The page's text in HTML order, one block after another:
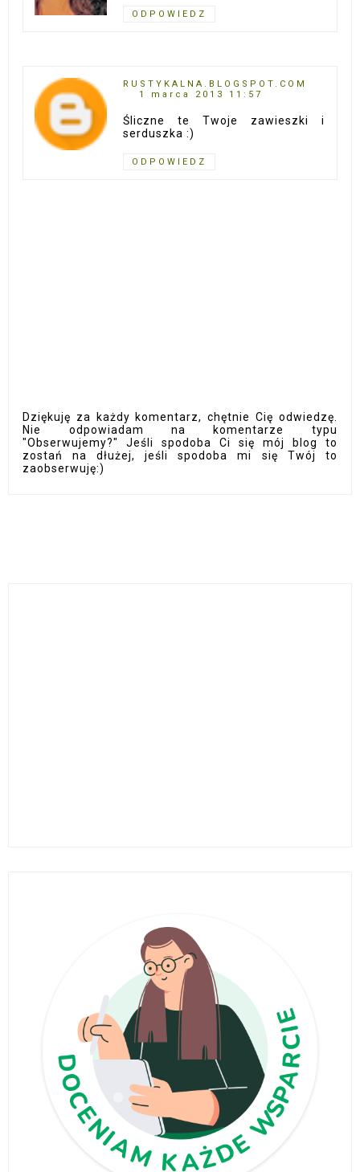
ODPOWIEDZ
RUSTYKALNA.BLOGSPOT.COM
1 marca 2013 11:57
Śliczne te Twoje zawieszki i
serduszka :)
ODPOWIEDZ
Dziękuję za każdy komentarz, chętnie Cię odwiedzę.
Nie odpowiadam na komentarze typu
"Obserwujemy?" Jeśli spodoba Ci się mój blog to
zostań na dłużej, jeśli spodoba mi się Twój to
zaobserwuję:)